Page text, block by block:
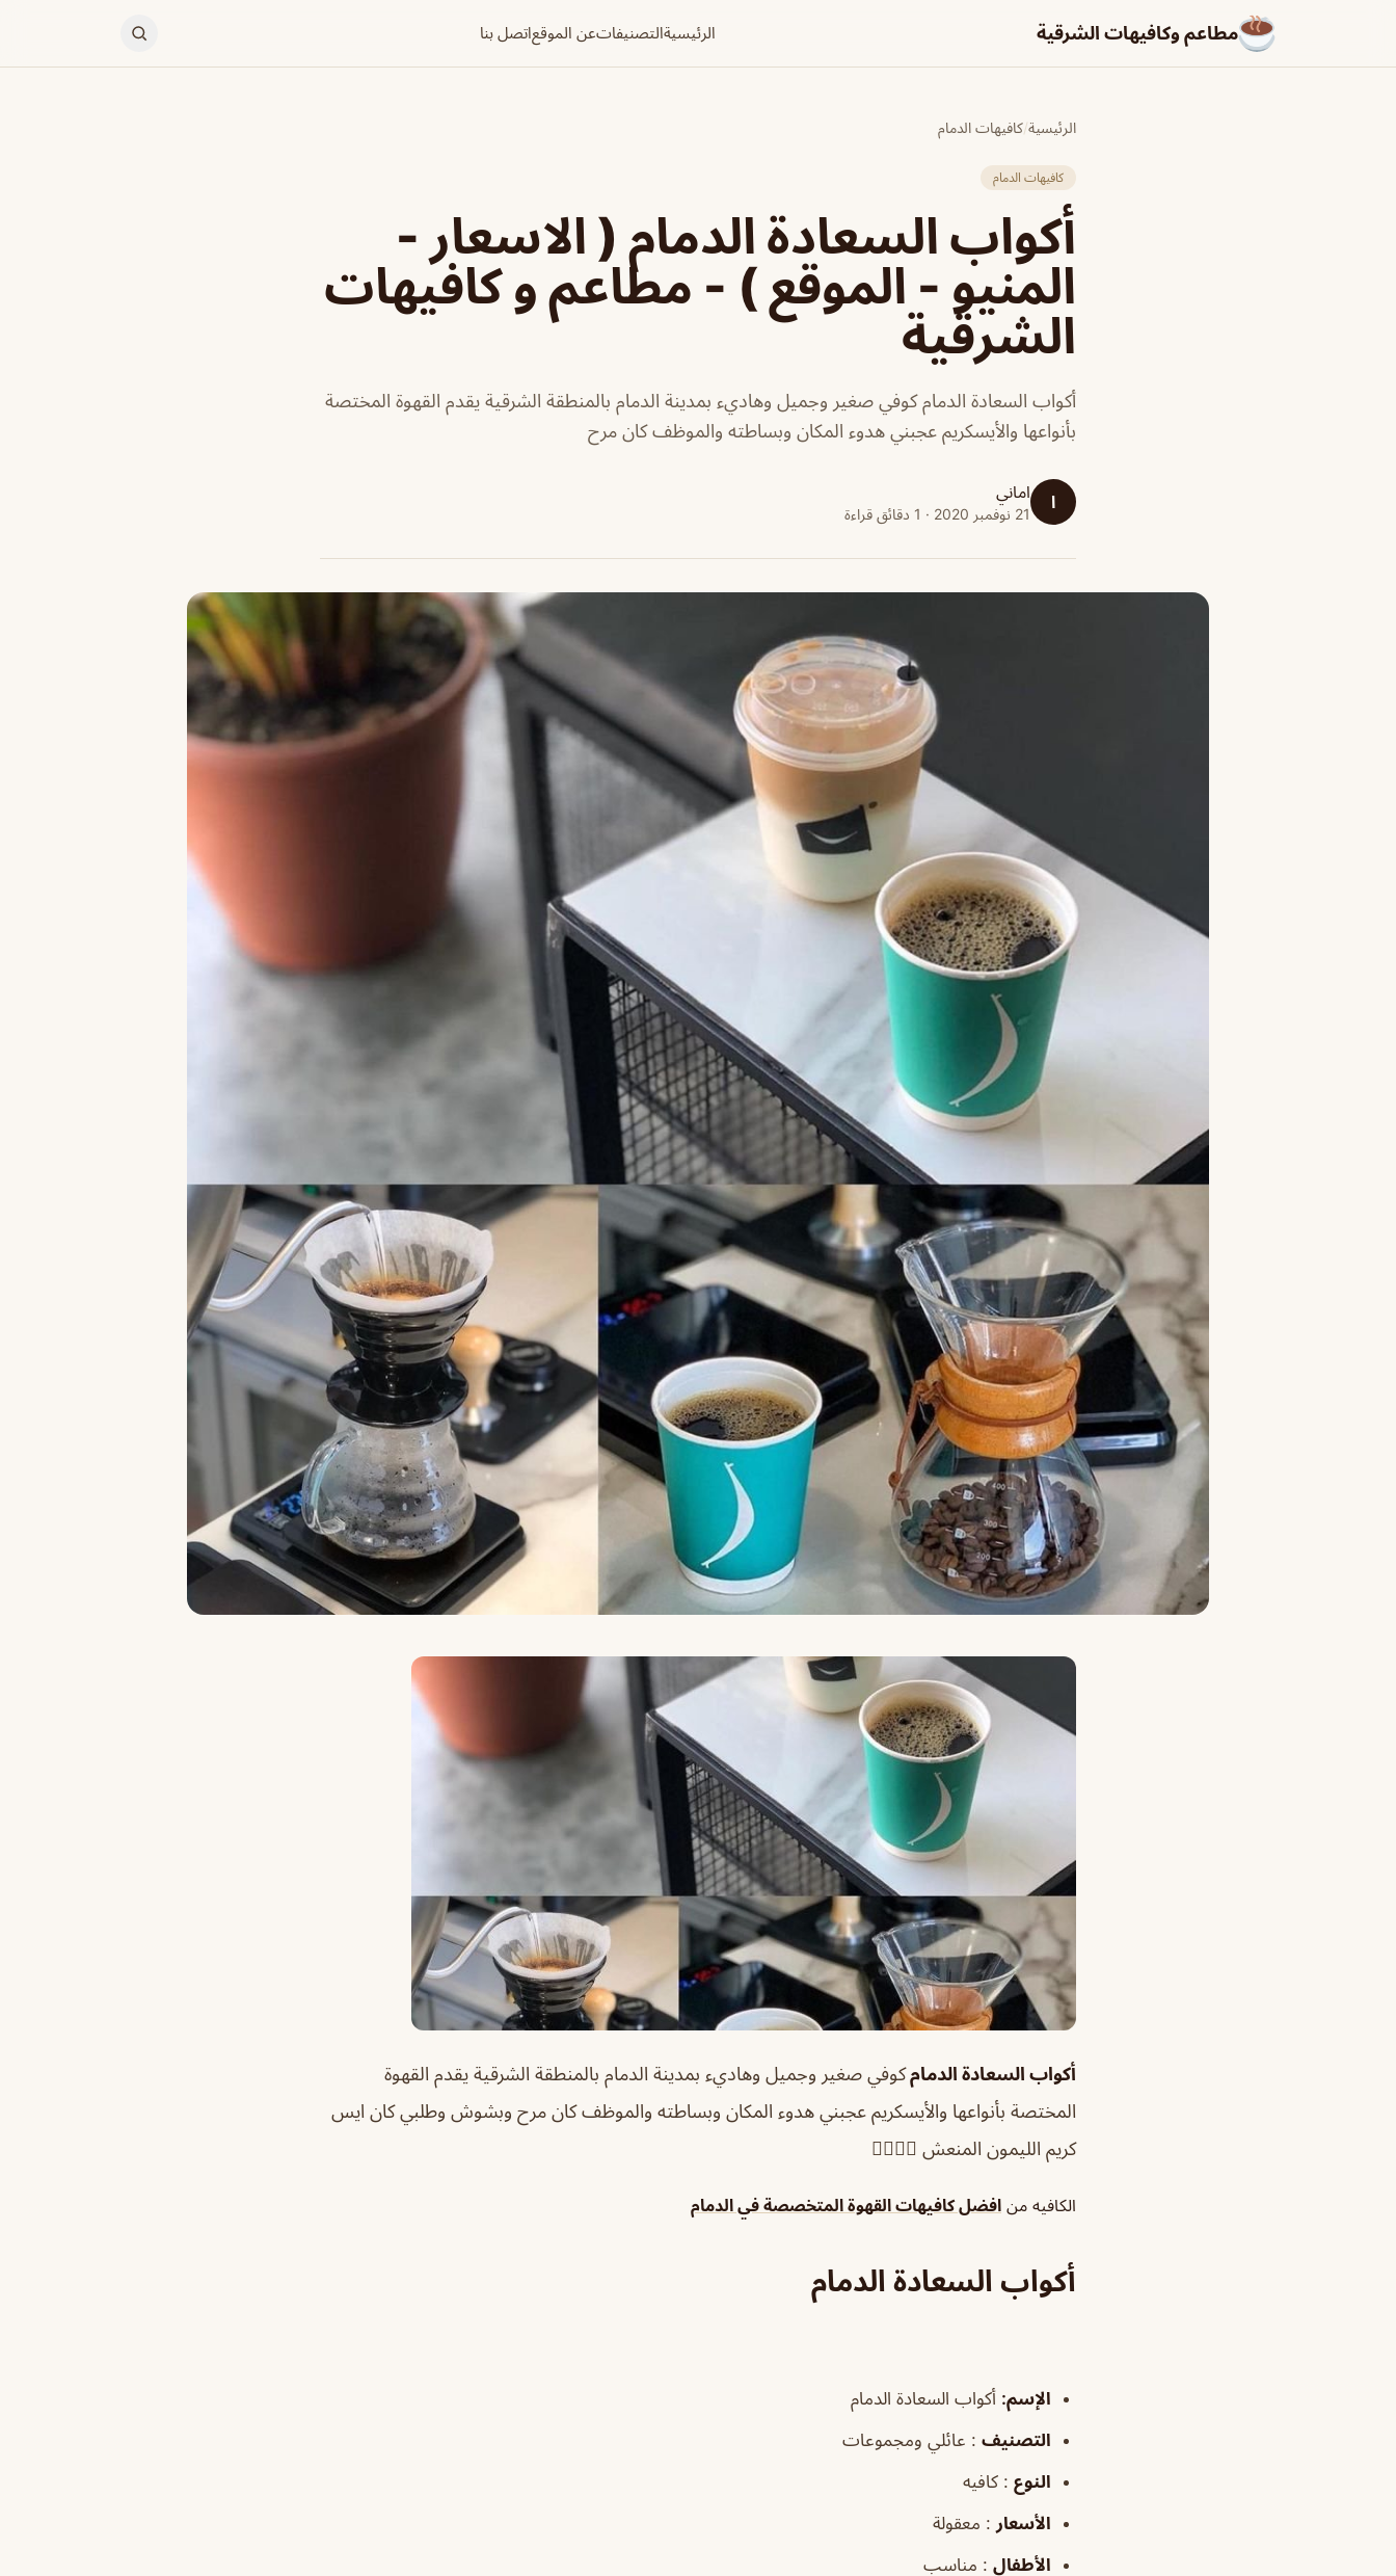
مطاعم وكافيهات الشرقية الرئيسيةالتصنيفاتعن الموقعاتصل بنا
الرئيسية/كافيهات الدمام
كافيهات الدمام
أكواب السعادة الدمام ( الاسعار -
المنيو - الموقع ) - مطاعم و كافيهات
الشرقية
أكواب السعادة الدمام كوفي صغير وجميل وهاديء بمدينة الدمام بالمنطقة الشرقية يقدم القهوة المختصة
بأنواعها والأيسكريم عجبني هدوء المكان وبساطته والموظف كان مرح
ا اماني
21 نوفمبر 2020 · 1 دقائق قراءة
أكواب السعادة الدمامكوفي صغير وجميل وهاديء بمدينة الدمام بالمنطقة الشرقية يقدم القهوة
المختصة بأنواعها والأيسكريم عجبني هدوء المكان وبساطته والموظف كان مرح وبشوش وطلبي كان ايس
كريم الليمون المنعش 👌🏼👌🏼
الكافيه من افضل كافيهات القهوة المتخصصة في الدمام
أكواب السعادة الدمام
الإسم: أكواب السعادة الدمام
التصنيف : عائلي ومجموعات
النوع : كافيه
الأسعار : معقولة
الأطفال : مناسب